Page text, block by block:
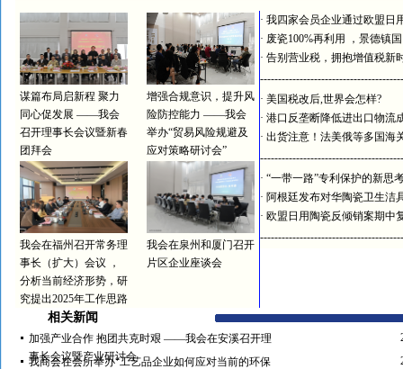
谋篇布局启新程 聚力
同心促发展 ——我会
召开理事长会议暨新春
团拜会
增强合规意识，提升风
险防控能力 ——我会
举办“贸易风险规避及
应对策略研讨会”
我会在福州召开常务理
事长（扩大）会议 ，
分析当前经济形势，研
究提出2025年工作思路
我会在泉州和厦门召开
片区企业座谈会
· 我四家会员企业通过欧盟日
· 废瓷100%再利用 ，景德镇
· 告别营业税，拥抱增值税新
· 美国税改后,世界会怎样?
· 港口反垄断降低进出口物流
· 出货注意！法美俄等多国海
· “一带一路”专利保护的新思
· 阿根廷发布对华陶瓷卫生洁
· 欧盟日用陶瓷反倾销案期中
相关新闻
加强产业合作 抱团共克时艰 ——我会在安溪召开理
事长会议暨产业研讨会
我商会在会所举办“工艺品企业如何应对当前的环保